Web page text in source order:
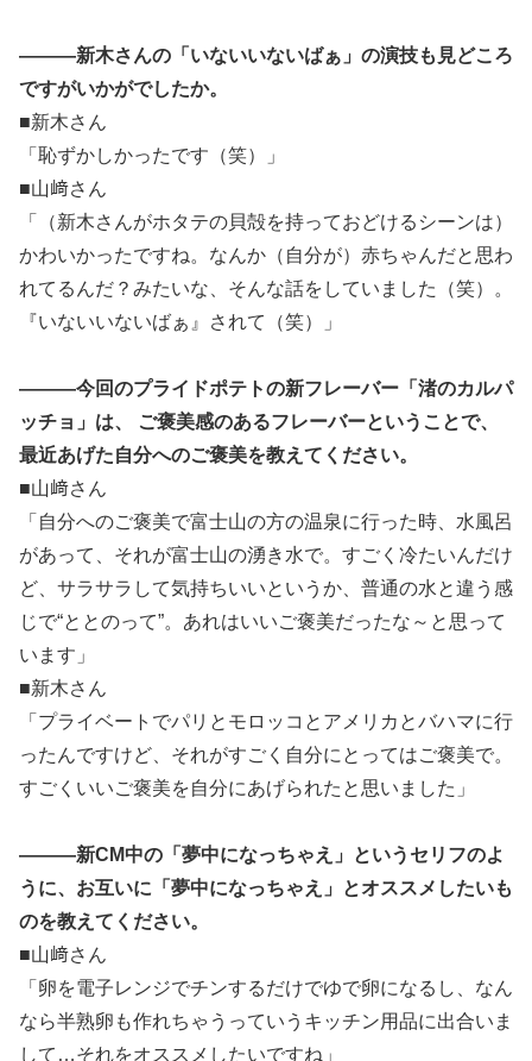
―――新木さんの「いないいないばぁ」の演技も見どころ
ですがいかがでしたか。
■新木さん
「恥ずかしかったです（笑）」
■山﨑さん
「（新木さんがホタテの貝殻を持っておどけるシーンは）
かわいかったですね。なんか（自分が）赤ちゃんだと思わ
れてるんだ？みたいな、そんな話をしていました（笑）。
『いないいないばぁ』されて（笑）」
―――今回のプライドポテトの新フレーバー「渚のカルパ
ッチョ」は、 ご褒美感のあるフレーバーということで、
最近あげた自分へのご褒美を教えてください。
■山﨑さん
「自分へのご褒美で富士山の方の温泉に行った時、水風呂
があって、それが富士山の湧き水で。すごく冷たいんだけ
ど、サラサラして気持ちいいというか、普通の水と違う感
じで“ととのって”。あれはいいご褒美だったな～と思って
います」
■新木さん
「プライベートでパリとモロッコとアメリカとバハマに行
ったんですけど、それがすごく自分にとってはご褒美で。
すごくいいご褒美を自分にあげられたと思いました」
―――新CM中の「夢中になっちゃえ」というセリフのよ
うに、お互いに「夢中になっちゃえ」とオススメしたいも
のを教えてください。
■山﨑さん
「卵を電子レンジでチンするだけでゆで卵になるし、なん
なら半熟卵も作れちゃうっていうキッチン用品に出合いま
して…それをオススメしたいですね」